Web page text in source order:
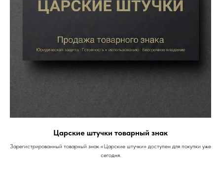
Царские штучки товарный знак
Зарегистрированный товарный знак «Царские штучки» доступен для покупки уже
сегодня.